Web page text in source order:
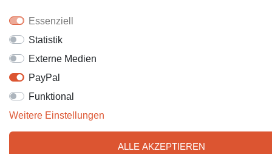
Essenziell
Statistik
Externe Medien
PayPal
Funktional
Weitere Einstellungen
ALLE AKZEPTIEREN